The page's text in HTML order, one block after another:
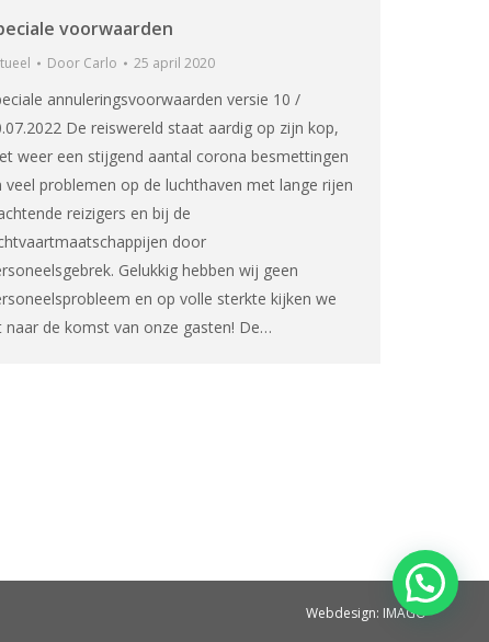
voorwaarden
Door Carlo 25 april 2020
annuleringsvoorwaarden versie 10 /
De reiswereld staat aardig op zijn kop,
weer een stijgend aantal corona besmettingen
veel problemen op de luchthaven met lange rijen
reizigers en bij de
door
Gelukkig hebben wij geen
en op volle sterkte kijken we
naar de komst van onze gasten! De…
Webdesign: IMAGO